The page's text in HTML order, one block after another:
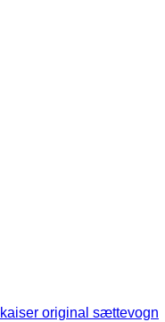
original sættevogn